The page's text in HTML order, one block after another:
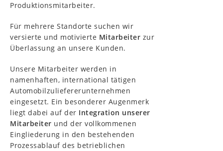
Produktionsmitarbeiter.
Für mehrere Standorte suchen wir
versierte und motivierte Mitarbeiter zur
Überlassung an unsere Kunden.
Unsere Mitarbeiter werden in
namenhaften, international tätigen
Automobilzuliefererunternehmen
eingesetzt. Ein besonderer Augenmerk
liegt dabei auf der Integration unserer
Mitarbeiter und der vollkommenen
Eingliederung in den bestehenden
Prozessablauf des betrieblichen